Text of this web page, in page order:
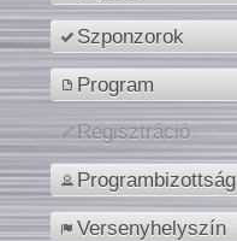
Szponzorok
Program
Regisztráció
Programbizottság
Versenyhelyszín